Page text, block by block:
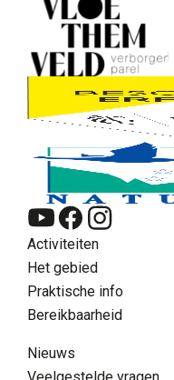
Activiteiten
Het gebied
Praktische info
Bereikbaarheid
Nieuws